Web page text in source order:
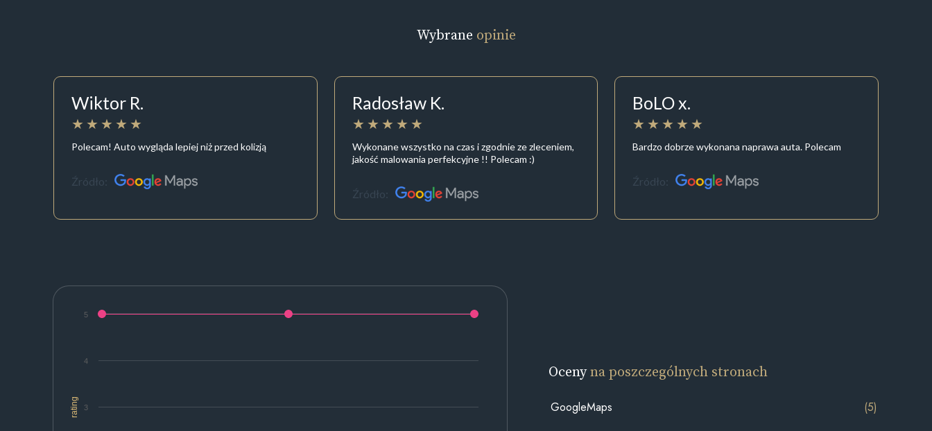
Wybrane opinie
Wiktor R.
Polecam! Auto wygląda lepiej niż przed kolizją
Źródło:
Radosław K.
Wykonane wszystko na czas i zgodnie ze zleceniem,
jakość malowania perfekcyjne !! Polecam :)
Źródło:
BoLO x.
Bardzo dobrze wykonana naprawa auta. Polecam
Źródło:
rating 3
4
5
Ocenyna poszczególnych stronach
GoogleMaps (5)